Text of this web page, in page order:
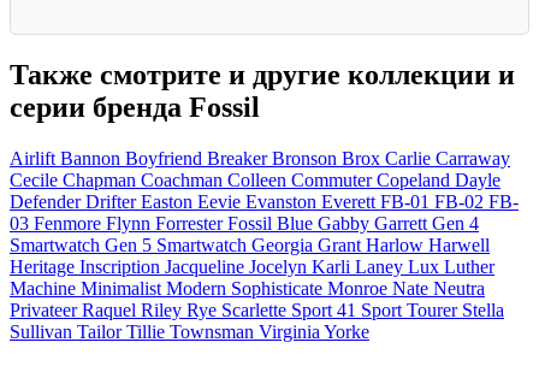
Также смотрите и другие коллекции и
серии бренда Fossil
Airlift Bannon Boyfriend BreakerBronson Brox Carlie Carraway
Cecile Chapman Coachman Colleen CommuterCopeland Dayle
DefenderDrifterEaston Eevie Evanston Everett FB-01 FB-02 FB-
03 Fenmore Flynn ForresterFossil Blue Gabby Garrett Gen 4
Smartwatch Gen 5 Smartwatch Georgia Grant Harlow Harwell
Heritage Inscription Jacqueline Jocelyn Karli Laney Lux Luther
Machine Minimalist Modern Sophisticate Monroe Nate Neutra
PrivateerRaquel Riley Rye Scarlette Sport 41 Sport Tourer Stella
Sullivan TailorTillie Townsman Virginia Yorke